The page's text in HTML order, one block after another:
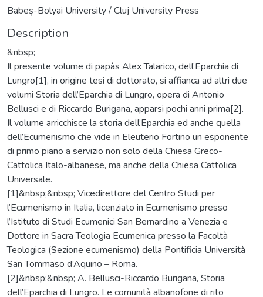
Babeș-Bolyai University / Cluj University Press
Description
&nbsp;
Il presente volume di papàs Alex Talarico, dell’Eparchia di
Lungro[1], in origine tesi di dottorato, si affianca ad altri due
volumi Storia dell’Eparchia di Lungro, opera di Antonio
Bellusci e di Riccardo Burigana, apparsi pochi anni prima[2].
Il volume arricchisce la storia dell’Eparchia ed anche quella
dell’Ecumenismo che vide in Eleuterio Fortino un esponente
di primo piano a servizio non solo della Chiesa Greco-
Cattolica Italo-albanese, ma anche della Chiesa Cattolica
Universale.
[1]&nbsp;&nbsp; Vicedirettore del Centro Studi per
l’Ecumenismo in Italia, licenziato in Ecumenismo presso
l’Istituto di Studi Ecumenici San Bernardino a Venezia e
Dottore in Sacra Teologia Ecumenica presso la Facoltà
Teologica (Sezione ecumenismo) della Pontificia Università
San Tommaso d’Aquino – Roma.
[2]&nbsp;&nbsp; A. Bellusci-Riccardo Burigana, Storia
dell’Eparchia di Lungro. Le comunità albanofone di rito